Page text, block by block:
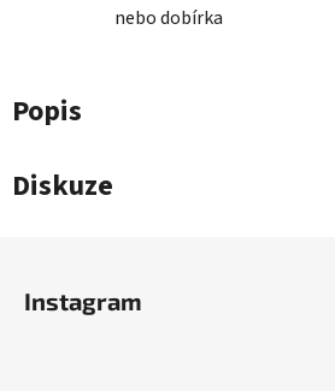
nebo dobírka
Popis
Diskuze
Instagram